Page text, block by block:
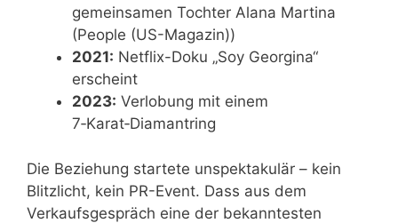
gemeinsamen Tochter Alana Martina
(People (US-Magazin))
2021: Netflix-Doku „Soy Georgina“
erscheint
2023: Verlobung mit einem
7‑Karat‑Diamantring
Die Beziehung startete unspektakulär – kein
Blitzlicht, kein PR-Event. Dass aus dem
Verkaufsgespräch eine der bekanntesten